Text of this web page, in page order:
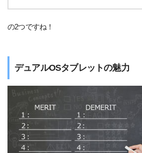
の2つですね！
デュアルOSタブレットの魅力